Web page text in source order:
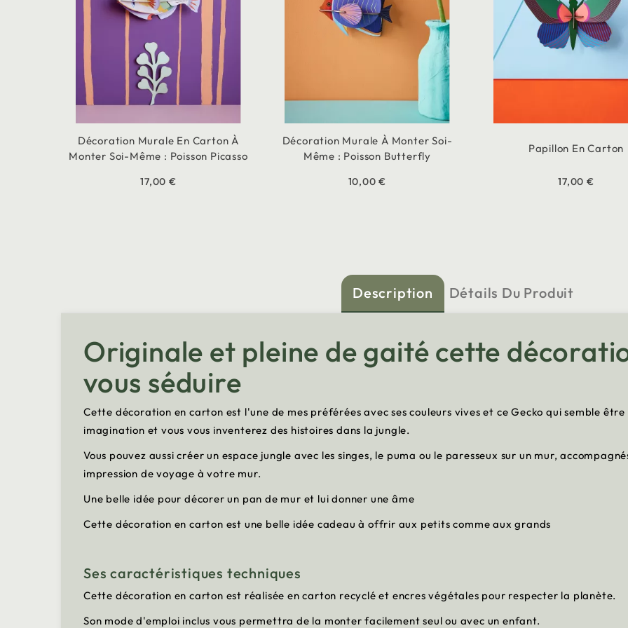
Décoration Murale En Carton À
Monter Soi-Même : Poisson Picasso
17,00 €
Décoration Murale À Monter Soi-
Même : Poisson Butterfly
10,00 €
Papillon En Carton
17,00 €
Description Détails Du Produit
Originale et pleine de gaité cette
vous séduire
Cette décoration en carton est l'une de mes préférées avec ses couleurs vives et ce Gecko qui semble
imagination et vous vous inventerez des histoires dans la jungle.
Vous pouvez aussi créer un espace jungle avec les singes, le puma ou le paresseux sur un mur,
impression de voyage à votre mur.
Une belle idée pour décorer un pan de mur et lui donner une âme
Cette décoration en carton est une belle idée cadeau à offrir aux petits comme aux grands
Ses caractéristiques techniques
Cette décoration en carton est réalisée en carton recyclé et encres végétales pour respecter la planète.
Son mode d'emploi inclus vous permettra de la monter facilement seul ou avec un enfant.